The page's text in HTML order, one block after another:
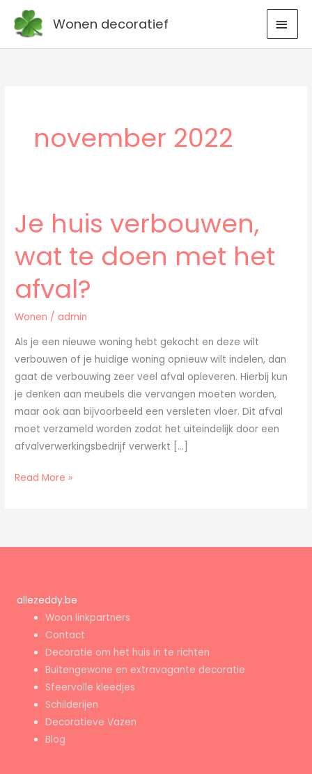
naar
Wonen decoratief
november 2022
Je huis verbouwen,
wat te doen met het
afval?
Wonen / admin
Als je een nieuwe woning hebt gekocht en deze wilt
verbouwen of je huidige woning opnieuw wilt indelen, dan
gaat de verbouwing zeer veel afval opleveren. Hierbij kun
je denken aan meubels die vervangen moeten worden,
maar ook aan bijvoorbeeld een versleten vloer. Dit afval
moet verzameld worden zodat het uiteindelijk door een
afvalverwerkingsbedrijf verwerkt […]
Je
huis
verbouwen,
wat
te
doen
met
het
afval?
Read More »
allezeddy.be
Woon linkpartners
Contact
Decoratie om het huis in te richten
Buitengewone en extravagante decoratie
Sfeervolle kleedjes
Schilderijen
Decoratieve Vazen
Blog